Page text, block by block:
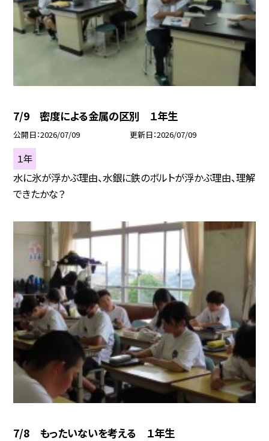
7/9 密度による金属の区別 １年生
公開日 2026/07/09 更新日 2026/07/09
１年
水に氷が浮かぶ理由、水銀に鉄のボルトが浮かぶ理由、理解
できたかな？
7/8 もったいないを考える １年生